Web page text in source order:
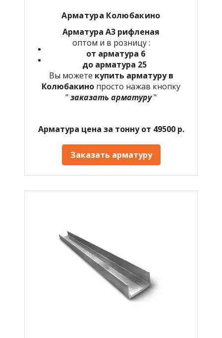
Арматура Колюбакино
Арматура А3 рифленая
оптом и в розницу :
от арматура 6
до арматура 25
Вы можете купить арматуру в
Колюбакино просто нажав кнопку
" заказать арматуру"
Арматура цена за тонну от 49500 р.
Заказать арматуру